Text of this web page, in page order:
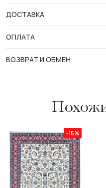
ДОСТАВКА
ОПЛАТА
ВОЗВРАТ И ОБМЕН
-15%